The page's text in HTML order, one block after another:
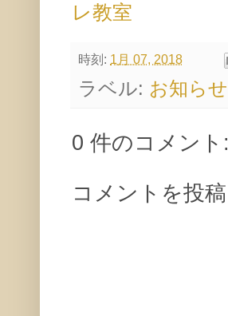
レ教室
時刻: 1月 07, 2018
ラベル: お知らせ
0 件のコメント:
コメントを投稿